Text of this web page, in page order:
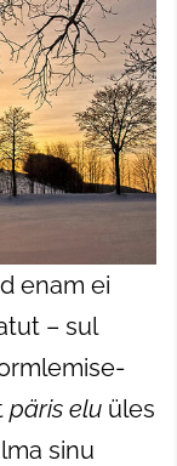
enam ei
– sul
päris elu üles
sinu